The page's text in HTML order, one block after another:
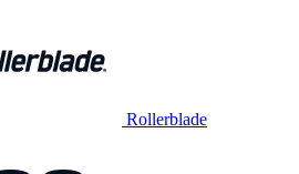
Rollerblade